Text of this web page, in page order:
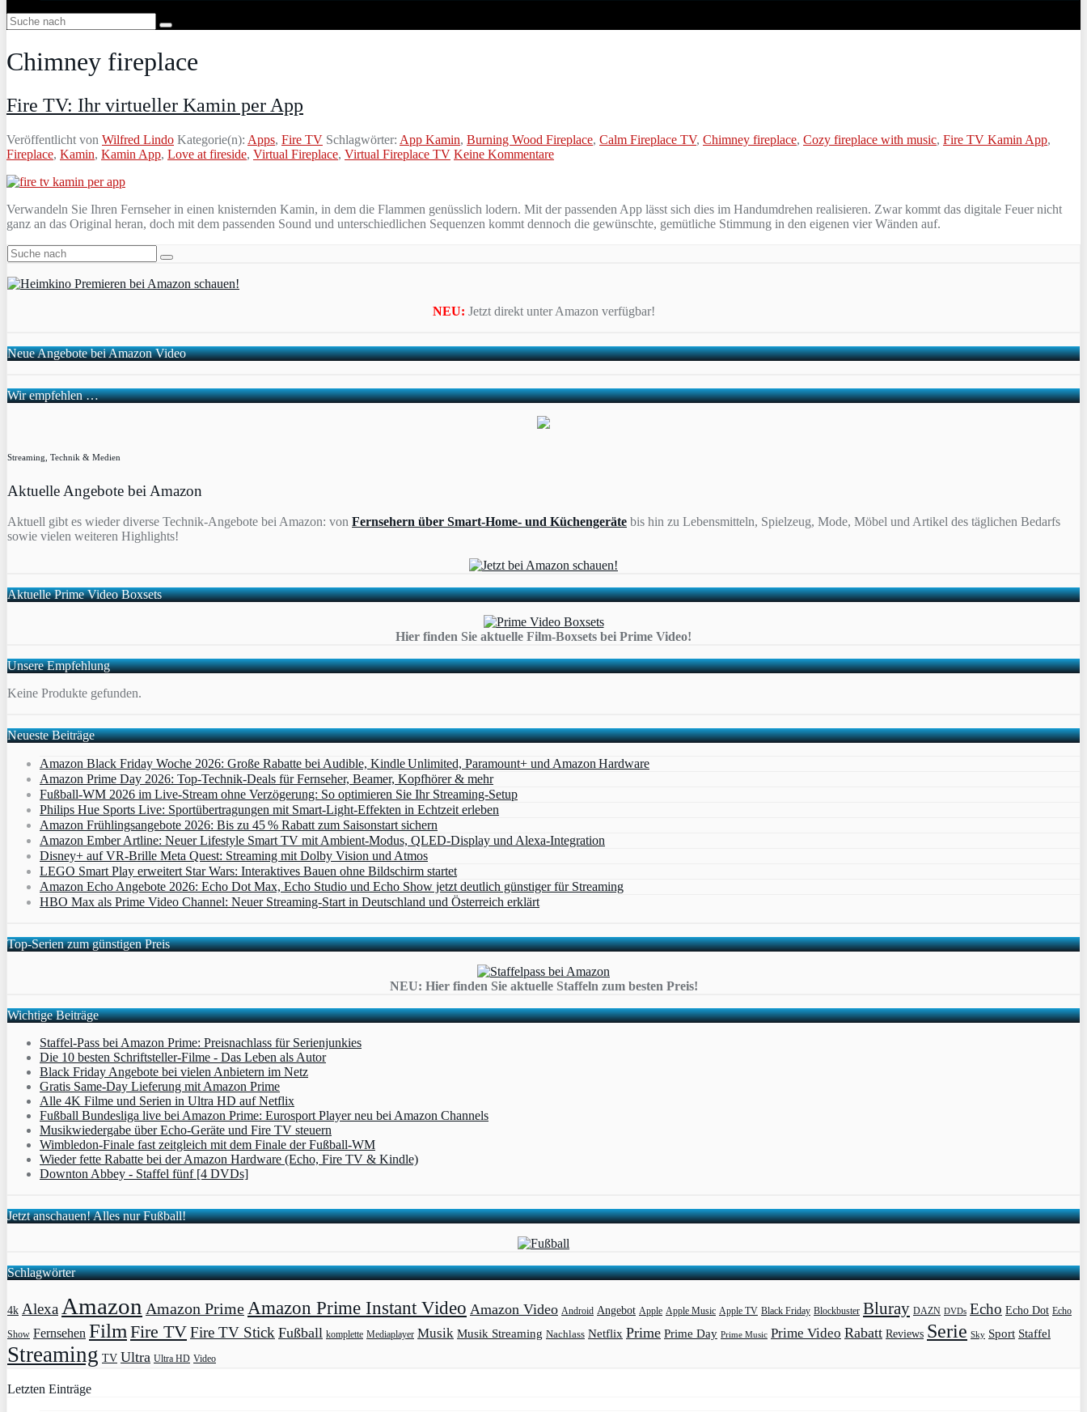
Chimney fireplace
Fire TV: Ihr virtueller Kamin per App
Veröffentlicht von Wilfred Lindo Kategorie(n): Apps, Fire TV Schlagwörter: App Kamin, Burning Wood Fireplace, Calm Fireplace TV, Chimney fireplace, Cozy fireplace with music, Fire TV Kamin App,
Fireplace, Kamin, Kamin App, Love at fireside, Virtual Fireplace, Virtual Fireplace TV Keine Kommentare
Verwandeln Sie Ihren Fernseher in einen knisternden Kamin, in dem die Flammen genüsslich lodern. Mit der passenden App lässt sich dies im Handumdrehen realisieren. Zwar kommt das digitale Feuer nicht
ganz an das Original heran, doch mit dem passenden Sound und unterschiedlichen Sequenzen kommt dennoch die gewünschte, gemütliche Stimmung in den eigenen vier Wänden auf.
NEU: Jetzt direkt unter Amazon verfügbar!
Neue Angebote bei Amazon Video
Wir empfehlen …
Streaming, Technik & Medien
Aktuelle Angebote bei Amazon
Aktuell gibt es wieder diverse Technik-Angebote bei Amazon: von Fernsehern über Smart-Home- und Küchengeräte bis hin zu Lebensmitteln, Spielzeug, Mode, Möbel und Artikel des täglichen Bedarfs
sowie vielen weiteren Highlights!
Aktuelle Prime Video Boxsets
Hier finden Sie aktuelle Film-Boxsets bei Prime Video!
Unsere Empfehlung
Keine Produkte gefunden.
Neueste Beiträge
Amazon Black Friday Woche 2026: Große Rabatte bei Audible, Kindle Unlimited, Paramount+ und Amazon Hardware
Amazon Prime Day 2026: Top-Technik-Deals für Fernseher, Beamer, Kopfhörer & mehr
Fußball-WM 2026 im Live-Stream ohne Verzögerung: So optimieren Sie Ihr Streaming-Setup
Philips Hue Sports Live: Sportübertragungen mit Smart‑Light‑Effekten in Echtzeit erleben
Amazon Frühlingsangebote 2026: Bis zu 45 % Rabatt zum Saisonstart sichern
Amazon Ember Artline: Neuer Lifestyle Smart TV mit Ambient‑Modus, QLED‑Display und Alexa‑Integration
Disney+ auf VR-Brille Meta Quest: Streaming mit Dolby Vision und Atmos
LEGO Smart Play erweitert Star Wars: Interaktives Bauen ohne Bildschirm startet
Amazon Echo Angebote 2026: Echo Dot Max, Echo Studio und Echo Show jetzt deutlich günstiger für Streaming
HBO Max als Prime Video Channel: Neuer Streaming‑Start in Deutschland und Österreich erklärt
Top-Serien zum günstigen Preis
NEU: Hier finden Sie aktuelle Staffeln zum besten Preis!
Wichtige Beiträge
Staffel-Pass bei Amazon Prime: Preisnachlass für Serienjunkies
Die 10 besten Schriftsteller-Filme - Das Leben als Autor
Black Friday Angebote bei vielen Anbietern im Netz
Gratis Same-Day Lieferung mit Amazon Prime
Alle 4K Filme und Serien in Ultra HD auf Netflix
Fußball Bundesliga live bei Amazon Prime: Eurosport Player neu bei Amazon Channels
Musikwiedergabe über Echo-Geräte und Fire TV steuern
Wimbledon-Finale fast zeitgleich mit dem Finale der Fußball-WM
Wieder fette Rabatte bei der Amazon Hardware (Echo, Fire TV & Kindle)
Downton Abbey - Staffel fünf [4 DVDs]
Jetzt anschauen! Alles nur Fußball!
Schlagwörter
4k AlexaAmazon Amazon PrimeAmazon Prime Instant Video Amazon Video Android Angebot Apple Apple Music Apple TV Black Friday Blockbuster Bluray DAZN DVDs Echo Echo Dot Echo
Show Fernsehen FilmFire TVFire TV Stick Fußball komplette Mediaplayer Musik Musik Streaming Nachlass Netflix Prime Prime Day Prime Music Prime Video Rabatt Reviews Serie Sky Sport Staffel
Streaming TV Ultra Ultra HD Video
Letzten Einträge